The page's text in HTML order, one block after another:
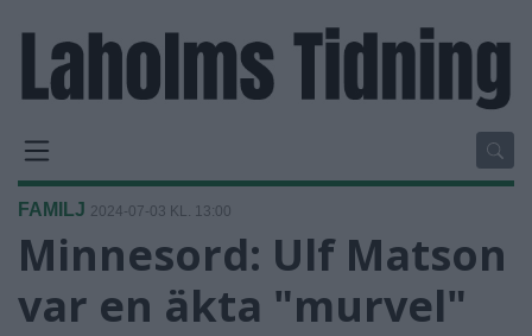
FAMILJ 2024-07-03 KL. 13:00
Minnesord: Ulf Matson
var en äkta "murvel"